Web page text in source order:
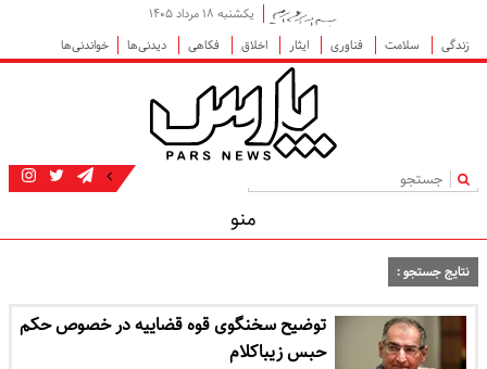
یکشنبه ۱۸ مرداد ۱۴۰۵
زندگی
سلامت فناوری ایثار اخلاق فکاهی دیدنی‌ها خواندنی‌ها
|
منو
نتایج جستجو :
توضیح سخنگوی قوه قضاییه در خصوص حکم
حبس زیباکلام